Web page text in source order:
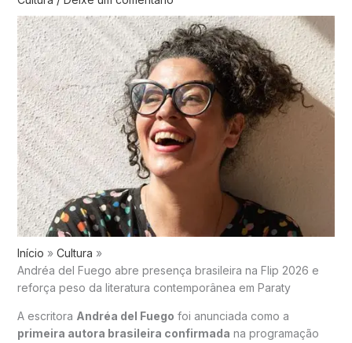
Início
Cultura
Andréa del Fuego abre presença brasileira na Flip 2026 e
reforça peso da literatura contemporânea em Paraty
A escritora Andréa del Fuego foi anunciada como a
primeira autora brasileira confirmada na programação